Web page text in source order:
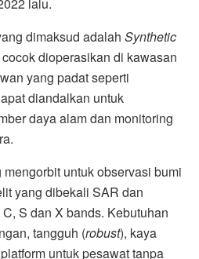
dimaksud adalah Synthetic
dioperasikan di kawasan
yang padat seperti
diandalkan untuk
daya alam dan monitoring
untuk observasi bumi
yang dibekali SAR dan
S dan X bands. Kebutuhan
tangguh (robust), kaya
untuk pesawat tanpa